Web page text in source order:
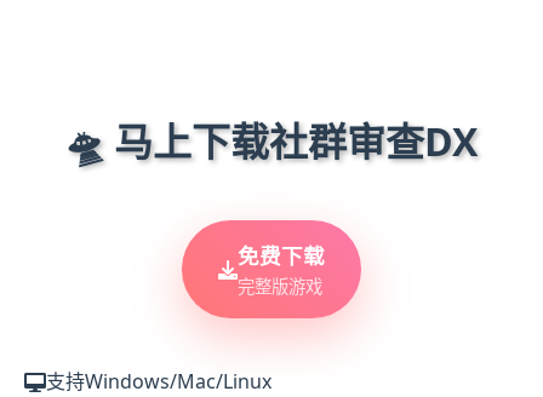
🛸 马上下载社群审查DX
免费下载
完整版游戏
支持Windows/Mac/Linux